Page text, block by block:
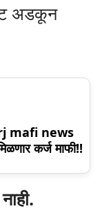
अडकून
mafi news
कर्ज माफी!!